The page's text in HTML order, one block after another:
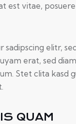
est vitae,
elitr,
erat, sed
Stet clita kasd
QUAM